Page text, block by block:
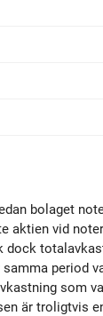
bolaget
aktien vid
dock
period
som
är troligtvis